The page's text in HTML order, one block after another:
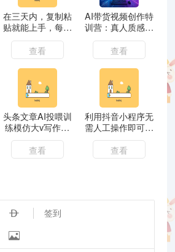
在三天内，复制粘
贴就能上手，每天
发布超过300篇内
容，一个月轻松赚
取五位数收入
查看
AI带货视频创作特
训营：真人质感视
频生成教程，多品
类带货案例与运营
矩阵教学
查看
头条文章AI投喂训
练模仿大v写作手
法
查看
利用抖音小程序无
需人工操作即可实
现每天躺赚3000
以上，不需要粉丝
查看
 签到
